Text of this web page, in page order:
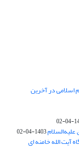
اسلامی در آخرین
1403-04-02
آیت الله خامنه ای